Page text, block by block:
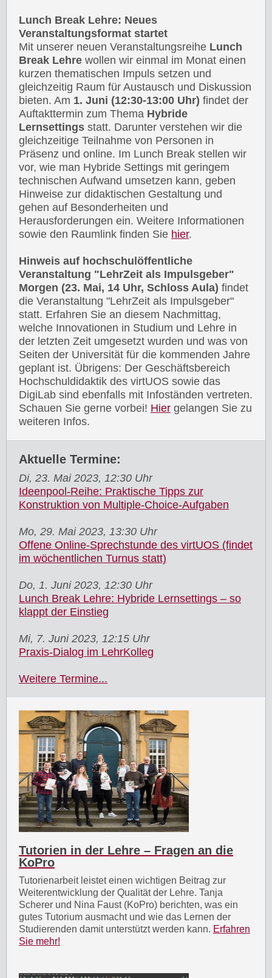
Lunch Break Lehre: Neues
Veranstaltungsformat startet
Mit unserer neuen Veranstaltungsreihe Lunch
Break Lehre wollen wir einmal im Monat einen
kurzen thematischen Impuls setzen und
gleichzeitig Raum für Austausch und Diskussion
bieten. Am 1. Juni (12:30-13:00 Uhr) findet der
Auftakttermin zum Thema Hybride
Lernsettings statt. Darunter verstehen wir die
gleichzeitige Teilnahme von Personen in
Präsenz und online. Im Lunch Break stellen wir
vor, wie man Hybride Settings mit geringem
technischen Aufwand umsetzen kann, geben
Hinweise zur didaktischen Gestaltung und
gehen auf Besonderheiten und
Herausforderungen ein. Weitere Informationen
sowie den Raumlink finden Sie hier.
Hinweis auf hochschulöffentliche
Veranstaltung "LehrZeit als Impulsgeber"
Morgen (23. Mai, 14 Uhr, Schloss Aula) findet
die Veranstaltung "LehrZeit als Impulsgeber"
statt. Erfahren Sie an diesem Nachmittag,
welche Innovationen in Studium und Lehre in
der letzten Zeit umgesetzt wurden und was von
Seiten der Universität für die kommenden Jahre
geplant ist. Übrigens: Der Geschäftsbereich
Hochschuldidaktik des virtUOS sowie das
DigiLab sind ebenfalls mit Infoständen vertreten.
Schauen Sie gerne vorbei! Hier gelangen Sie zu
weiteren Infos.
Aktuelle Termine:
Di, 23. Mai 2023, 12:30 Uhr
Ideenpool-Reihe: Praktische Tipps zur
Konstruktion von Multiple-Choice-Aufgaben
Mo, 29. Mai 2023, 13:30 Uhr
Offene Online-Sprechstunde des virtUOS (findet
im wöchentlichen Turnus statt)
Do, 1. Juni 2023, 12:30 Uhr
Lunch Break Lehre: Hybride Lernsettings – so
klappt der Einstieg
Mi, 7. Juni 2023, 12:15 Uhr
Praxis-Dialog im LehrKolleg
Weitere Termine...
Tutorien in der Lehre – Fragen an die
KoPro
Tutorienarbeit leistet einen wichtigen Beitrag zur
Weiterentwicklung der Qualität der Lehre. Tanja
Scherer und Nina Faust (KoPro) berichten, was ein
gutes Tutorium ausmacht und wie das Lernen der
Studierenden damit unterstützt werden kann. Erfahren
Sie mehr!